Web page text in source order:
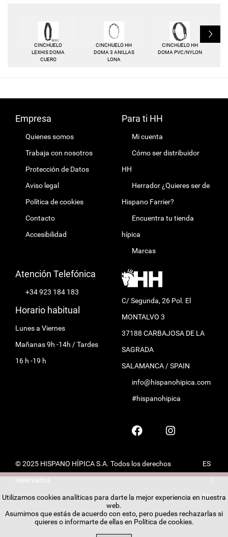
CINCHUELO
LEXHIS DOMA
CUERO
CINCHUELO HH
DOMA 3 ANILLAS
LONA
CINCHUELO HH
DOMA PVC/NYLON
L
Empresa
Quienes somos
Trabaja con nosotros
Protección de Datos
Aviso legal
Política de cookies
Contacto
Accesibilidad
Para ti HH
Mi cuenta
Cómo ser distribuidor
HH
Herrador ¿Quieres ser de
Hispano Farrier?
Encuentra tu tienda
hípica
Marcas
Atención Telefónica
+34 923 184 183
Horario habitual
Lunes a Viernes
Mañanas 9h -14h / Tardes
16 h -19 h
C/ Segunda, 26 Pol. El
MONTALVO 3
37188 CARBAJOSA DE LA
SAGRADA
SALAMANCA / SPAIN
info@hispanohipica.com
#hispanohipica
© 2025 HISPANO HÍPICA S.A. Todos los derechos
reservados.
ES
EN
Utilizamos cookies analíticas para darte la mejor experiencia en nuestra
web.
Asumimos que estás de acuerdo con esto, pero puedes rechazarlas si
quieres o informarte de ellas en Política de cookies.